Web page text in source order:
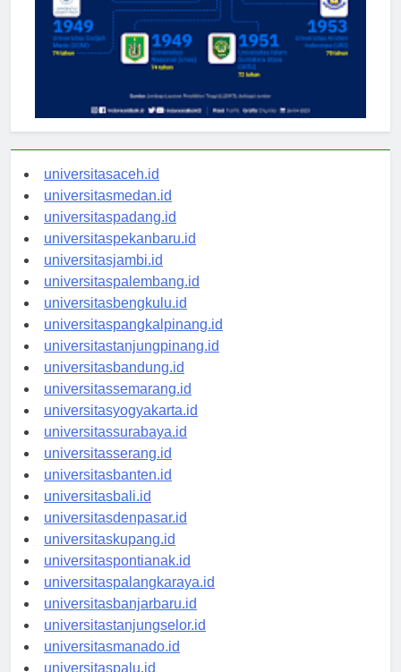
universitasaceh.id
universitasmedan.id
universitaspadang.id
universitaspekanbaru.id
universitasjambi.id
universitaspalembang.id
universitasbengkulu.id
universitaspangkalpinang.id
universitastanjungpinang.id
universitasbandung.id
universitassemarang.id
universitasyogyakarta.id
universitassurabaya.id
universitasserang.id
universitasbanten.id
universitasbali.id
universitasdenpasar.id
universitaskupang.id
universitaspontianak.id
universitaspalangkaraya.id
universitasbanjarbaru.id
universitastanjungselor.id
universitasmanado.id